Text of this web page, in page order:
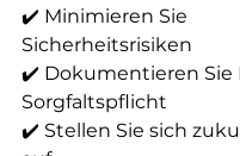
✔️ Minimieren Sie
Sicherheitsrisiken
✔️ Dokumentieren Sie
Sorgfaltspflicht
✔️ Stellen Sie sich